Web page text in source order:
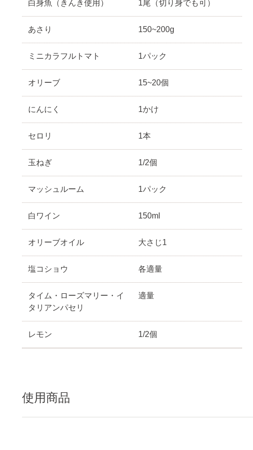
白身魚（きんき使用） 1尾（切り身でも可）
あさり 150~200g
ミニカラフルトマト 1パック
オリーブ 15~20個
にんにく 1かけ
セロリ 1本
玉ねぎ 1/2個
マッシュルーム 1パック
白ワイン 150ml
オリーブオイル 大さじ1
塩コショウ 各適量
タイム・ローズマリー・イ
タリアンパセリ
適量
レモン 1/2個
使用商品